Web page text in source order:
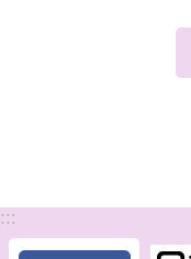
:::